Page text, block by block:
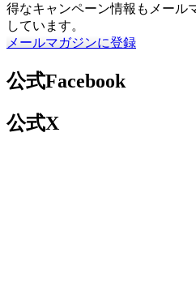
得なキャンペーン情報もメール
しています。
メールマガジンに登録
公式Facebook
公式X